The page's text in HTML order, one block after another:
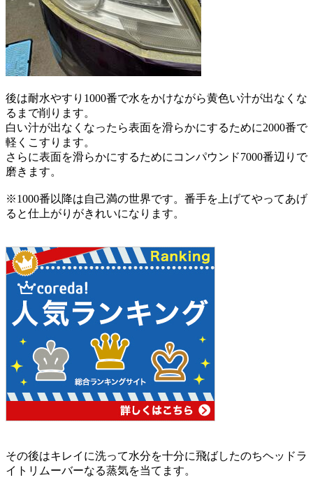
後は耐水やすり1000番で水をかけながら黄色い汁が出なくな
るまで削ります。
白い汁が出なくなったら表面を滑らかにするために2000番で
軽くこすります。
さらに表面を滑らかにするためにコンパウンド7000番辺りで
磨きます。
※1000番以降は自己満の世界です。番手を上げてやってあげ
ると仕上がりがきれいになります。
その後はキレイに洗って水分を十分に飛ばしたのちヘッドラ
イトリムーバーなる蒸気を当てます。